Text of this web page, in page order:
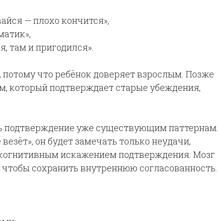
— плохо кончится»,
там и пригодился».
что ребёнок доверяет взрослым. Позже
который подтверждает старые убеждения,
подтверждение уже существующим паттернам.
он будет замечать только неудачи,
искажением подтверждения. Мозг
сохранить внутреннюю согласованность.